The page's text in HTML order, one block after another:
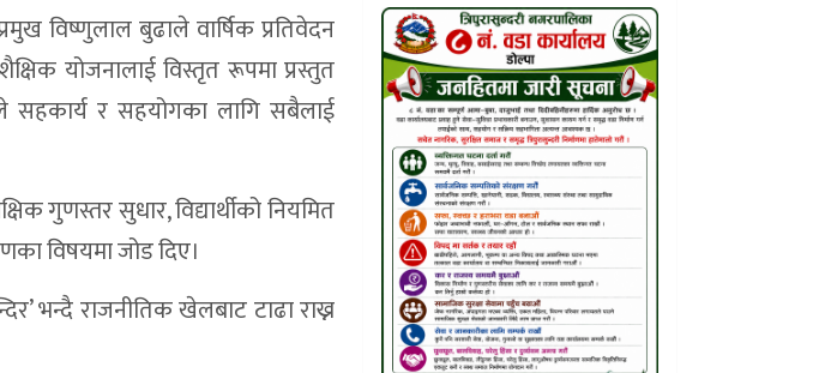
विष्णुलाल बुढाले वार्षिक प्रतिवेदन
योजनालाई विस्तृत रूपमा प्रस्तुत
सहकार्य र सहयोगका लागि सबैलाई
गुणस्तर सुधार, विद्यार्थीको नियमित
विषयमा जोड दिए।
भन्दै राजनीतिक खेलबाट टाढा राख्न